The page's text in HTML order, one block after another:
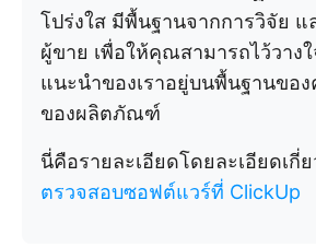
โปร่งใส มีพื้นฐานจากการวิจัย แ
ผู้ขาย เพื่อให้คุณสามารถไว้วาง
แนะนำของเราอยู่บนพื้นฐานขอ
ของผลิตภัณฑ์
นี่คือรายละเอียดโดยละเอียดเกี่
ตรวจสอบซอฟต์แวร์ที่ ClickUp